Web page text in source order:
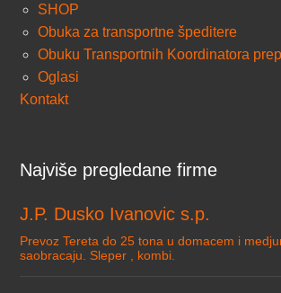
SHOP
Obuka za transportne špeditere
Obuku Transportnih Koordinatora
Oglasi
Kontakt
Najviše pregledane firme
J.P. Dusko Ivanovic s.p.
Prevoz Tereta do 25 tona u domacem i
saobracaju. Sleper , kombi.